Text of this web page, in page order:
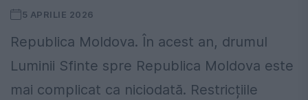
5 APRILIE 2026
Republica Moldova. În acest an, drumul
Luminii Sfinte spre Republica Moldova este
mai complicat ca niciodată. Restricțiile